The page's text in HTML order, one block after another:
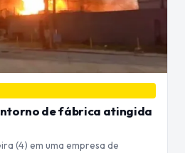
de fábrica atingida
(4) em uma empresa de